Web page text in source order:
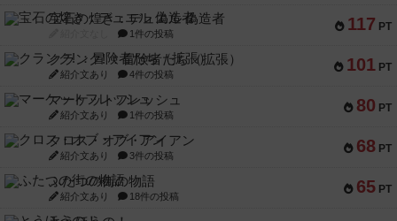
117 PT
宝石の煌き：デュエル 偽造者
1件の投稿
101 PT
クランク! ：冒険者たち（拡張）
紹介文あり 4件の投稿
80 PT
マーケットフレッシュ
紹介文あり 1件の投稿
68 PT
クロス・オブ・アイアン
紹介文あり 3件の投稿
65 PT
ふたつの街の物語
紹介文あり 18件の投稿